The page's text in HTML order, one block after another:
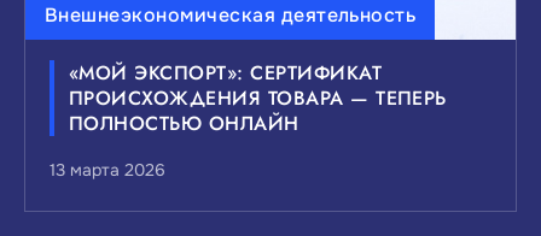
Внешнеэкономическая деятельность
«МОЙ ЭКСПОРТ»: СЕРТИФИКАТ
ПРОИСХОЖДЕНИЯ ТОВАРА — ТЕПЕРЬ
ПОЛНОСТЬЮ ОНЛАЙН
13 марта 2026